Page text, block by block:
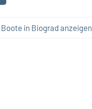
Boote in Biograd anzeigen